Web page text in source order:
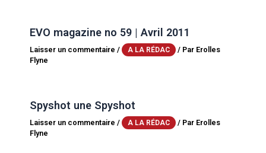
EVO magazine no 59 | Avril 2011
Laisser un commentaire / A LA RÉDAC / Par Erolles
Flyne
Spyshot une Spyshot
Laisser un commentaire / A LA RÉDAC / Par Erolles
Flyne